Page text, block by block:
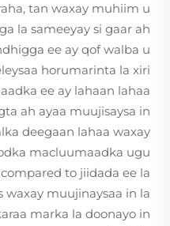
tan waxay muhiim u
la sameeyay si gaar ah
ee ay qof walba u
horumarinta la xiri
ee ay lahaan lahaa
ah ayaa muujisaysa in
deegaan lahaa waxay
macluumaadka ugu
to jiidada ee la
waxay muujinaysaa in la
marka la doonayo in